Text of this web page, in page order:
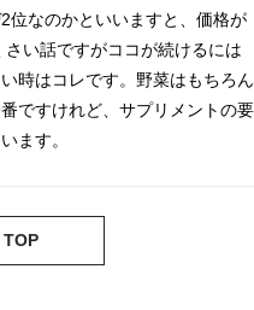
位なのかといいますと、価格が
い話ですがココが続けるには
時はコレです。野菜はもちろん
ですけれど、サプリメントの要
ます。